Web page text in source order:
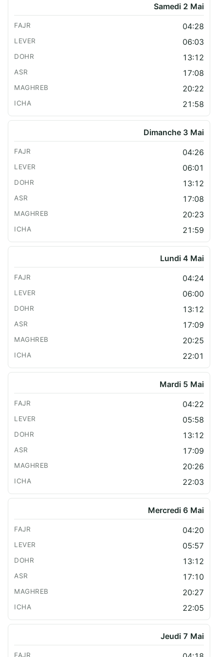
Samedi 2 Mai
04:28
06:03
13:12
17:08
20:22
21:58
Dimanche 3 Mai
04:26
06:01
13:12
17:08
20:23
21:59
Lundi 4 Mai
04:24
06:00
13:12
17:09
20:25
22:01
Mardi 5 Mai
04:22
05:58
13:12
17:09
20:26
22:03
Mercredi 6 Mai
04:20
05:57
13:12
17:10
20:27
22:05
Jeudi 7 Mai